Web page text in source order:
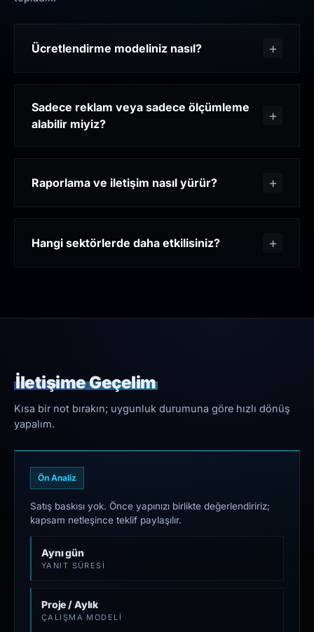
Ücretlendirme modeliniz nasıl?
Sadece reklam veya sadece ölçümleme
alabilir miyiz?
Raporlama ve iletişim nasıl yürür?
Hangi sektörlerde daha etkilisiniz?
İletişime Geçelim
Kısa bir not bırakın; uygunluk durumuna göre hızlı dönüş
yapalım.
Ön Analiz
Satış baskısı yok. Önce yapınızı birlikte değerlendiririz;
kapsam netleşince teklif paylaşılır.
Aynı gün
YANIT SÜRESI
Proje / Aylık
ÇALIŞMA MODELI